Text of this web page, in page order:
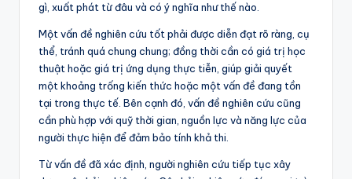
gì, xuất phát từ đâu và có ý nghĩa như thế nào.
Một vấn đề nghiên cứu tốt phải được diễn đạt rõ ràng, cụ
thể, tránh quá chung chung; đồng thời cần có giá trị học
thuật hoặc giá trị ứng dụng thực tiễn, giúp giải quyết
một khoảng trống kiến thức hoặc một vấn đề đang tồn
tại trong thực tế. Bên cạnh đó, vấn đề nghiên cứu cũng
cần phù hợp với quỹ thời gian, nguồn lực và năng lực của
người thực hiện để đảm bảo tính khả thi.
Từ vấn đề đã xác định, người nghiên cứu tiếp tục xây